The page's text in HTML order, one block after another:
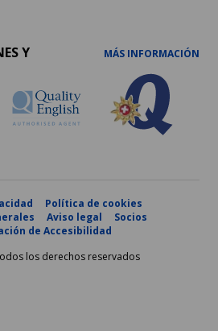
Y
MÁS INFORMACIÓN
Política de cookies
Aviso legal
Socios
de Accesibilidad
los derechos reservados